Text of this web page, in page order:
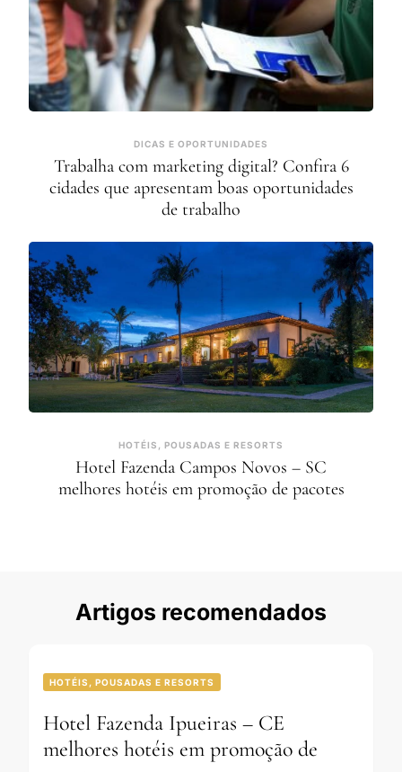
DICAS E OPORTUNIDADES
Trabalha com marketing digital? Confira 6
cidades que apresentam boas oportunidades
de trabalho
HOTÉIS, POUSADAS E RESORTS
Hotel Fazenda Campos Novos – SC
melhores hotéis em promoção de pacotes
Artigos recomendados
HOTÉIS, POUSADAS E RESORTS
Hotel Fazenda Ipueiras – CE
melhores hotéis em promoção de